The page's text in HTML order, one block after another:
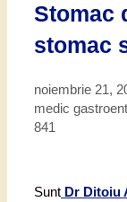
Stomac
stomac
noiembrie 21,
medic
841
Sunt Dr Ditoiu